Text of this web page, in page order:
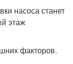
насоса станет
этаж
факторов.